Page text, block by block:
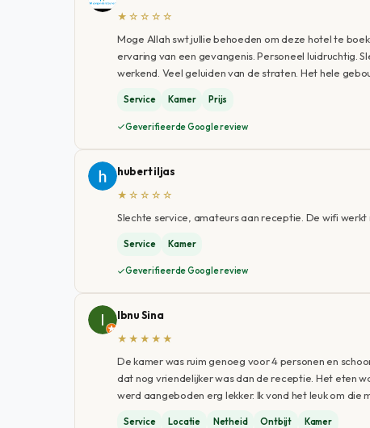
★☆☆☆☆
Moge Allah swt jullie behoeden om deze hotel te
ervaring van een gevangenis. Personeel luidruchtig.
werkend. Veel geluiden van de straten. Het hele
Service Kamer Prijs
Geverifieerde Google review
hubert iljas
★☆☆☆☆
Slechte service, amateurs aan receptie. De wifi werkt
Service Kamer
Geverifieerde Google review
Ibnu Sina
★★★★★
De kamer was ruim genoeg voor 4 personen en
dat nog vriendelijker was dan de receptie. Het eten
werd aangeboden erg lekker. Ik vond het leuk om die
Service Locatie Netheid Ontbijt Kamer